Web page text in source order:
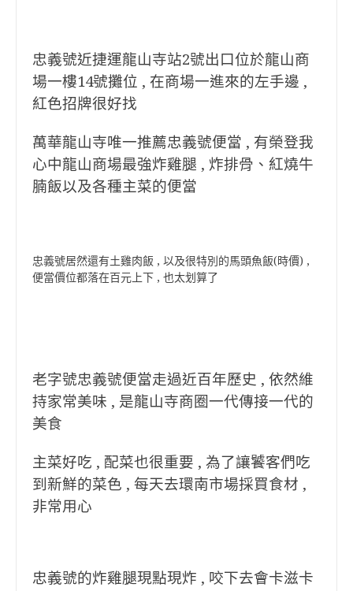
忠義號近捷運龍山寺站2號出口位於龍山商
場一樓14號攤位 , 在商場一進來的左手邊 ,
紅色招牌很好找
萬華龍山寺唯一推薦忠義號便當 , 有榮登我
心中龍山商場最強炸雞腿 , 炸排骨、紅燒牛
腩飯以及各種主菜的便當
忠義號居然還有土雞肉飯 , 以及很特別的馬頭魚飯(時價) ,
便當價位都落在百元上下 , 也太划算了
老字號忠義號便當走過近百年歷史 , 依然維
持家常美味 , 是龍山寺商圈一代傳接一代的
美食
主菜好吃 , 配菜也很重要 , 為了讓饕客們吃
到新鮮的菜色 , 每天去環南市場採買食材 ,
非常用心
忠義號的炸雞腿現點現炸 , 咬下去會卡滋卡